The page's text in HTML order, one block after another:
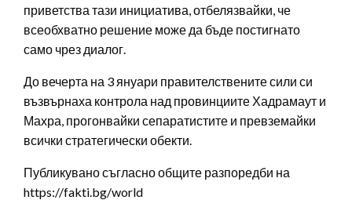
приветства тази инициатива, отбелязвайки, че
всеобхватно решение може да бъде постигнато
само чрез диалог.
До вечерта на 3 януари правителствените сили си
възвърнаха контрола над провинциите Хадрамаут и
Махра, прогонвайки сепаратистите и превземайки
всички стратегически обекти.
Публикувано съгласно общите разпоредби на
https://fakti.bg/world